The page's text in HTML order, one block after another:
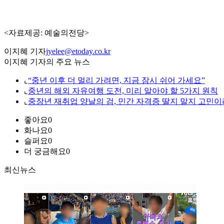
<자료제공: 예술의전당>
이지혜 기자jyelee@etoday.co.kr
이지혜 기자의 주요 뉴스
⌞ “중년 이후 더 멀리 가려면, 지금 잠시 쉬어 가세요”
⌞ 중년의 해외 자유여행 도전, 미리 알아야 할 5가지 원칙
⌞ 중장년 재취업 양날의 검, 민간 자격증 딸지 말지 고민이
좋아요0
화나요0
슬퍼요0
더 궁금해요0
최신뉴스